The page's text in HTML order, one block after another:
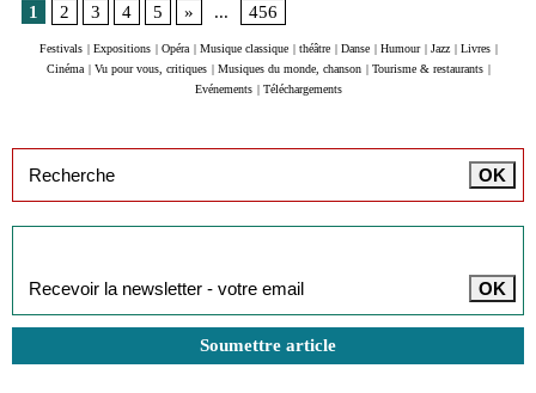
1
2 3 4 5 » ... 456
Festivals | Expositions | Opéra | Musique classique | théâtre | Danse | Humour | Jazz | Livres |
Cinéma | Vu pour vous, critiques | Musiques du monde, chanson | Tourisme & restaurants |
Evénements | Téléchargements
Soumettre article